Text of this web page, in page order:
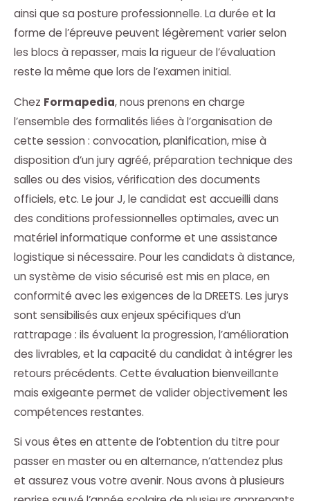
ainsi que sa posture professionnelle. La durée et la
forme de l’épreuve peuvent légèrement varier selon
les blocs à repasser, mais la rigueur de l’évaluation
reste la même que lors de l’examen initial.
Chez Formapedia, nous prenons en charge
l’ensemble des formalités liées à l’organisation de
cette session : convocation, planification, mise à
disposition d’un jury agréé, préparation technique des
salles ou des visios, vérification des documents
officiels, etc. Le jour J, le candidat est accueilli dans
des conditions professionnelles optimales, avec un
matériel informatique conforme et une assistance
logistique si nécessaire. Pour les candidats à distance,
un système de visio sécurisé est mis en place, en
conformité avec les exigences de la DREETS. Les jurys
sont sensibilisés aux enjeux spécifiques d’un
rattrapage : ils évaluent la progression, l’amélioration
des livrables, et la capacité du candidat à intégrer les
retours précédents. Cette évaluation bienveillante
mais exigeante permet de valider objectivement les
compétences restantes.
Si vous êtes en attente de l’obtention du titre pour
passer en master ou en alternance, n’attendez plus
et assurez vous votre avenir. Nous avons à plusieurs